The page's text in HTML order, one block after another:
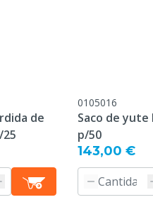
Masticable,
Seguro
de
0105016
Saco de yute
p/50
143,00 €